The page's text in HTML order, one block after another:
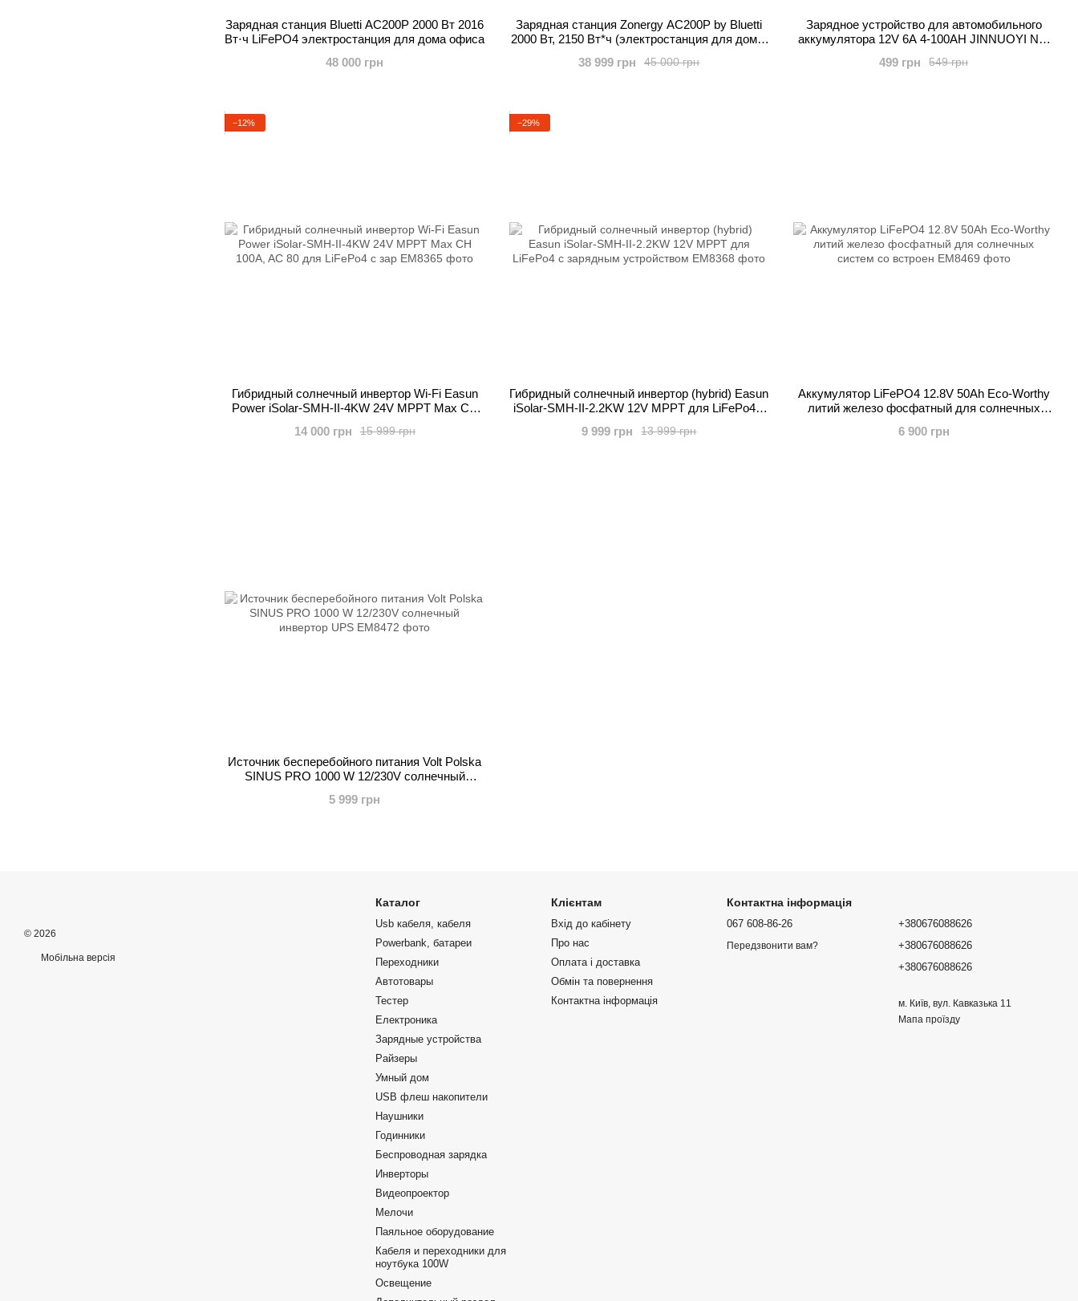
Зарядная станция Bluetti AC200P 2000 Вт 2016
Вт⋅ч LiFePO4 электростанция для дома офиса
48 000 грн
Зарядная станция Zonergy AC200P by Bluetti
2000 Вт, 2150 Вт*ч (электростанция для дома)
45 000 грн
38 999 грн
Зарядное устройство для автомобильного
аккумулятора 12V 6А 4-100АН JINNUOYI NY-
549 грн
499 грн
−12%
Гибридный солнечный инвертор Wi-Fi Easun
Power iSolar-SMH-II-4KW 24V MPPT Max CH
15 999 грн
14 000 грн
−29%
Гибридный солнечный инвертор (hybrid) Easun
iSolar-SMH-II-2.2KW 12V MPPT для LiFePo4 с
13 999 грн
9 999 грн
Аккумулятор LiFePO4 12.8V 50Ah Eco-Worthy
литий железо фосфатный для солнечных
6 900 грн
Источник бесперебойного питания Volt Polska
SINUS PRO 1000 W 12/230V солнечный
5 999 грн
© 2026
Мобільна версія
Каталог
Usb кабеля, кабеля
Powerbank, батареи
Переходники
Автотовары
Тестер
Електроника
Зарядные устройства
Райзеры
Умный дом
USB флеш накопители
Наушники
Годинники
Беспроводная зарядка
Инверторы
Видеопроектор
Мелочи
Паяльное оборудование
Кабеля и переходники для
ноутбука 100W
Освещение
Клієнтам
Вхід до кабінету
Про нас
Оплата і доставка
Обмін та повернення
Контактна інформація
Контактна інформація
067 608-86-26
Передзвонити вам?
+380676088626
+380676088626
+380676088626
м. Київ, вул. Кавказька 11
Мапа проїзду